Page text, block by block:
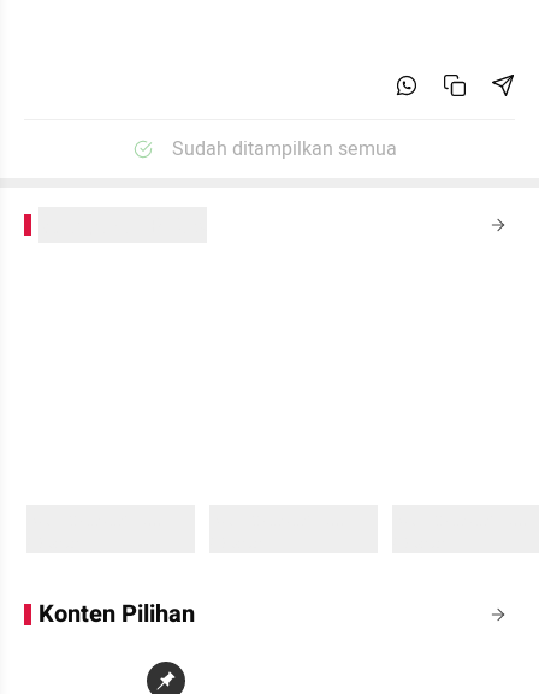
Sudah ditampilkan semua
Konten Pilihan